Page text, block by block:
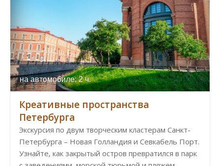
на автомобиле: 2 ч.
Креативные пространства
Петербурга
Экскурсия по двум творческим кластерам Санкт-
Петербурга – Новая Голландия и Севкабель Порт.
Узнайте, как закрытый остров превратился в парк